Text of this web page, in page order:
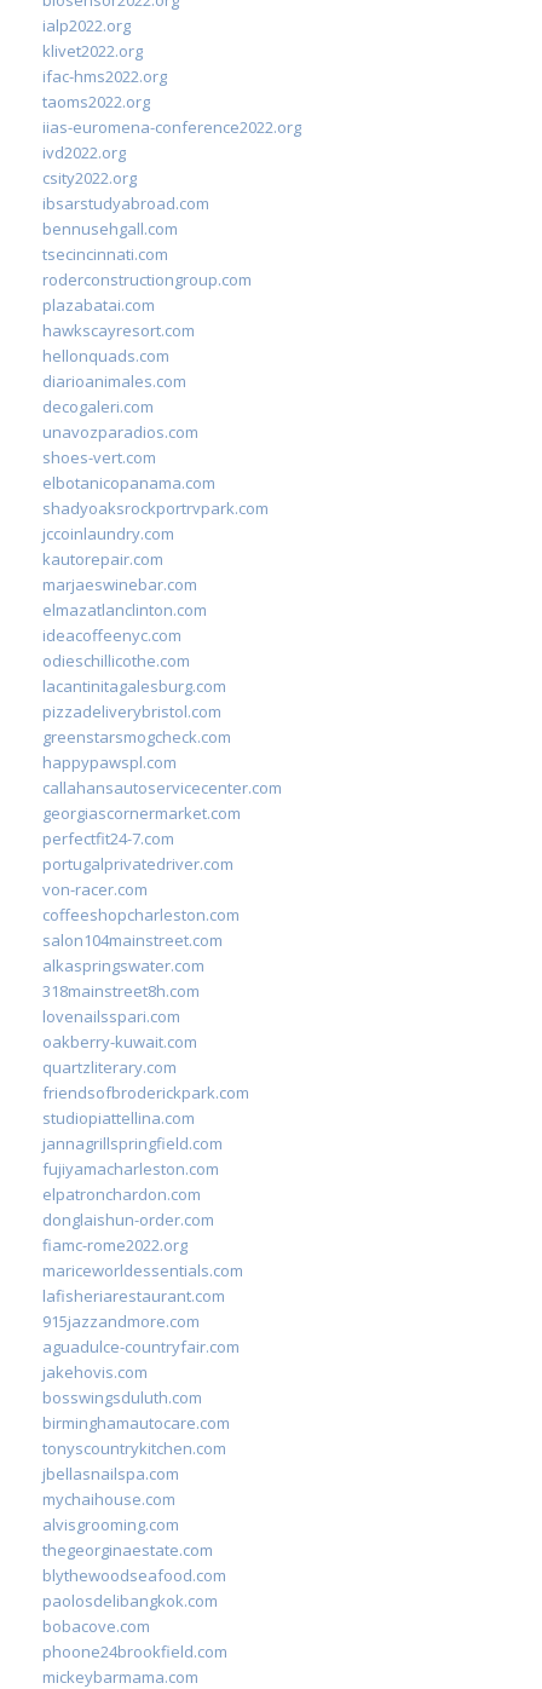
ialp2022.org
klivet2022.org
ifac-hms2022.org
taoms2022.org
iias-euromena-conference2022.org
ivd2022.org
csity2022.org
ibsarstudyabroad.com
bennusehgall.com
tsecincinnati.com
roderconstructiongroup.com
plazabatai.com
hawkscayresort.com
hellonquads.com
diarioanimales.com
decogaleri.com
unavozparadios.com
shoes-vert.com
elbotanicopanama.com
shadyoaksrockportrvpark.com
jccoinlaundry.com
kautorepair.com
marjaeswinebar.com
elmazatlanclinton.com
ideacoffeenyc.com
odieschillicothe.com
lacantinitagalesburg.com
pizzadeliverybristol.com
greenstarsmogcheck.com
happypawspl.com
callahansautoservicecenter.com
georgiascornermarket.com
perfectfit24-7.com
portugalprivatedriver.com
von-racer.com
coffeeshopcharleston.com
salon104mainstreet.com
alkaspringswater.com
318mainstreet8h.com
lovenailsspari.com
oakberry-kuwait.com
quartzliterary.com
friendsofbroderickpark.com
studiopiattellina.com
jannagrillspringfield.com
fujiyamacharleston.com
elpatronchardon.com
donglaishun-order.com
fiamc-rome2022.org
mariceworldessentials.com
lafisheriarestaurant.com
915jazzandmore.com
aguadulce-countryfair.com
jakehovis.com
bosswingsduluth.com
birminghamautocare.com
tonyscountrykitchen.com
jbellasnailspa.com
mychaihouse.com
alvisgrooming.com
thegeorginaestate.com
blythewoodseafood.com
paolosdelibangkok.com
bobacove.com
phoone24brookfield.com
mickeybarmama.com